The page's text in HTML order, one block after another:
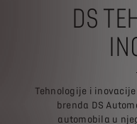
DS
Tehnologije i
brenda DS
automobila u